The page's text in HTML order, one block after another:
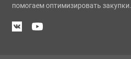
помогаем оптимизировать закупки.